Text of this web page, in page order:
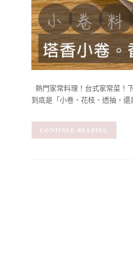
熱門家常料理！台式家常菜！
到底是「小卷、花枝、透抽，
CONTINUE READING